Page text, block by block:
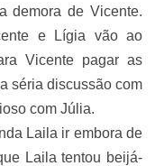
demora de Vicente.
e Lígia vão ao
Vicente pagar as
séria discussão com
com Júlia.
Laila ir embora de
Laila tentou beijá-